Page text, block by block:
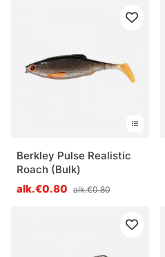
Berkley Pulse Realistic
Roach (Bulk)
alk.€0.80 alk.€0.80